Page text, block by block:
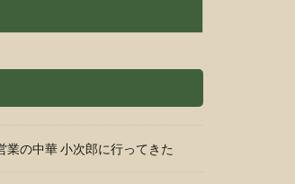
業の中華 小次郎に行ってきた